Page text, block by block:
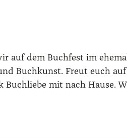
auf dem Buch­fest im
Buch­kunst. Freut euch
mit nach Hau­se.